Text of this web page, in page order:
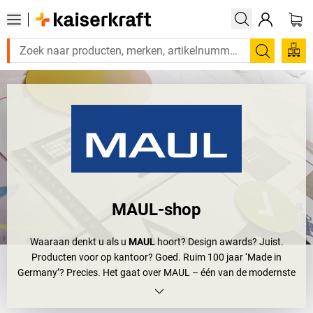
Zoeken
MAUL-shop
Waaraan denkt u als u MAULhoort? Design awards? Juist.
Producten voor op kantoor? Goed. Ruim 100 jaar ‘Made in
Germany’? Precies. Het gaat over MAUL – één van de modernste
bedrijven in Duitsland voor oplossingen rondom uw werkplek. En